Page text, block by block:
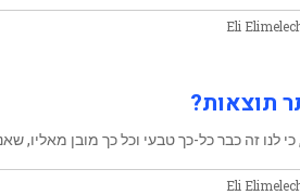
Eli
תוצאות?
זה כבר כל-כך טבעי וכל כך מובן מאליו,
Eli